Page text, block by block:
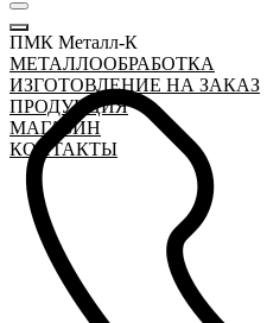
ПМК Металл-К
МЕТАЛЛООБРАБОТКА
ИЗГОТОВЛЕНИЕ НА ЗАКАЗ
ПРОДУКЦИЯ
МАГАЗИН
КОНТАКТЫ